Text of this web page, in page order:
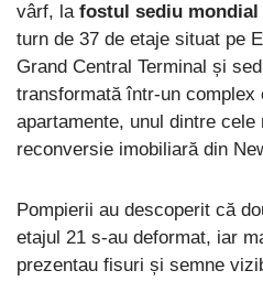
vârf, la fostul sediu mondial
turn de 37 de etaje situat pe
Grand Central Terminal și
transformată într-un complex
apartamente, unul dintre
reconversie imobiliară din
Pompierii au descoperit că
etajul 21 s-au deformat, iar
prezentau fisuri și semne